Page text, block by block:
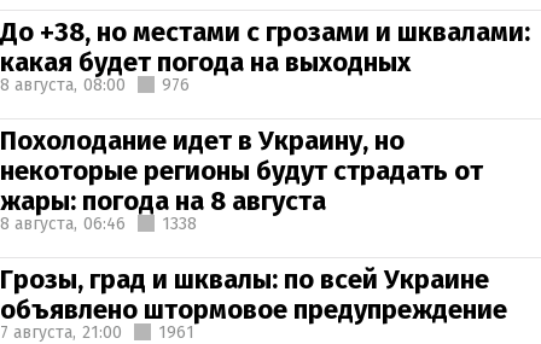
До +38, но местами с грозами и шквалами:
какая будет погода на выходных
8 августа, 08:00 976
Похолодание идет в Украину, но
некоторые регионы будут страдать от
жары: погода на 8 августа
8 августа, 06:46 1338
Грозы, град и шквалы: по всей Украине
объявлено штормовое предупреждение
7 августа, 21:00 1961